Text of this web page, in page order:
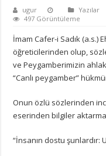
ugur Yazılar
497 Görüntüleme
İmam Cafer-i Sadık (a.s.)
öğreticilerinden olup,
ve Peygamberimizin
“Canlı peygamber”
Onun özlü sözlerinden
eserinden bilgiler
“İnsanın dostu şunlardır: